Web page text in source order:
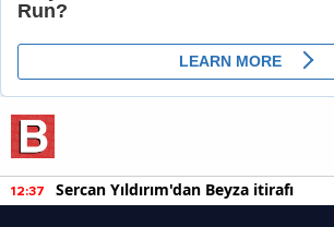
12:37 Sercan Yıldırım'dan Beyza itirafı